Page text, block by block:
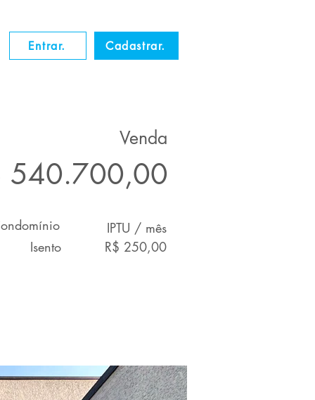
Entrar. Cadastrar.
Venda
540.700,00
Isento
IPTU / mês
R$ 250,00